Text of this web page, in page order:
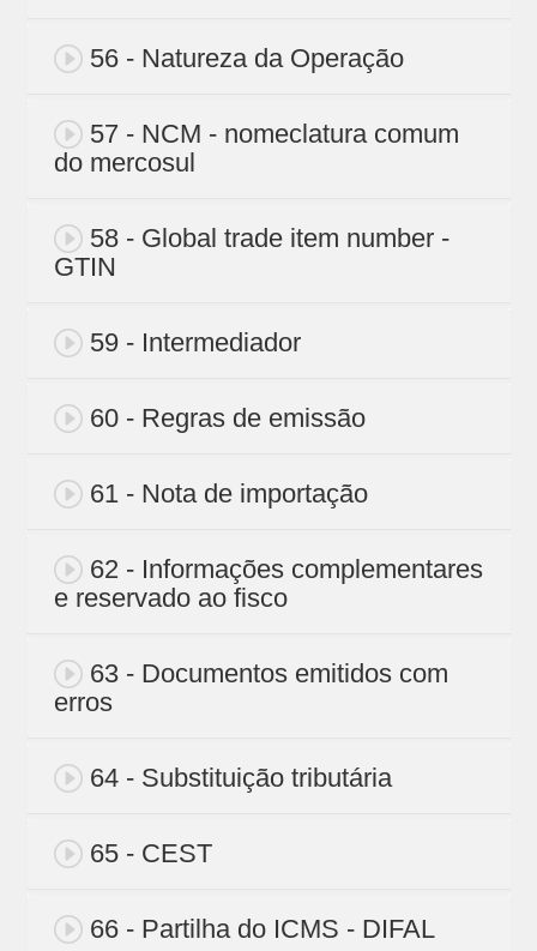
56 - Natureza da Operação
57 - NCM - nomeclatura comum
do mercosul
58 - Global trade item number -
GTIN
59 - Intermediador
60 - Regras de emissão
61 - Nota de importação
62 - Informações complementares
e reservado ao fisco
63 - Documentos emitidos com
erros
64 - Substituição tributária
65 - CEST
66 - Partilha do ICMS - DIFAL